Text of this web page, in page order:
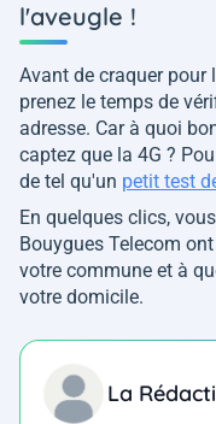
l'aveugle !
Avant de craquer pour
prenez le temps de
adresse. Car à quoi
captez que la 4G ?
de tel qu'un petit test
En quelques clics,
Bouygues Telecom
votre commune et à
votre domicile.
La